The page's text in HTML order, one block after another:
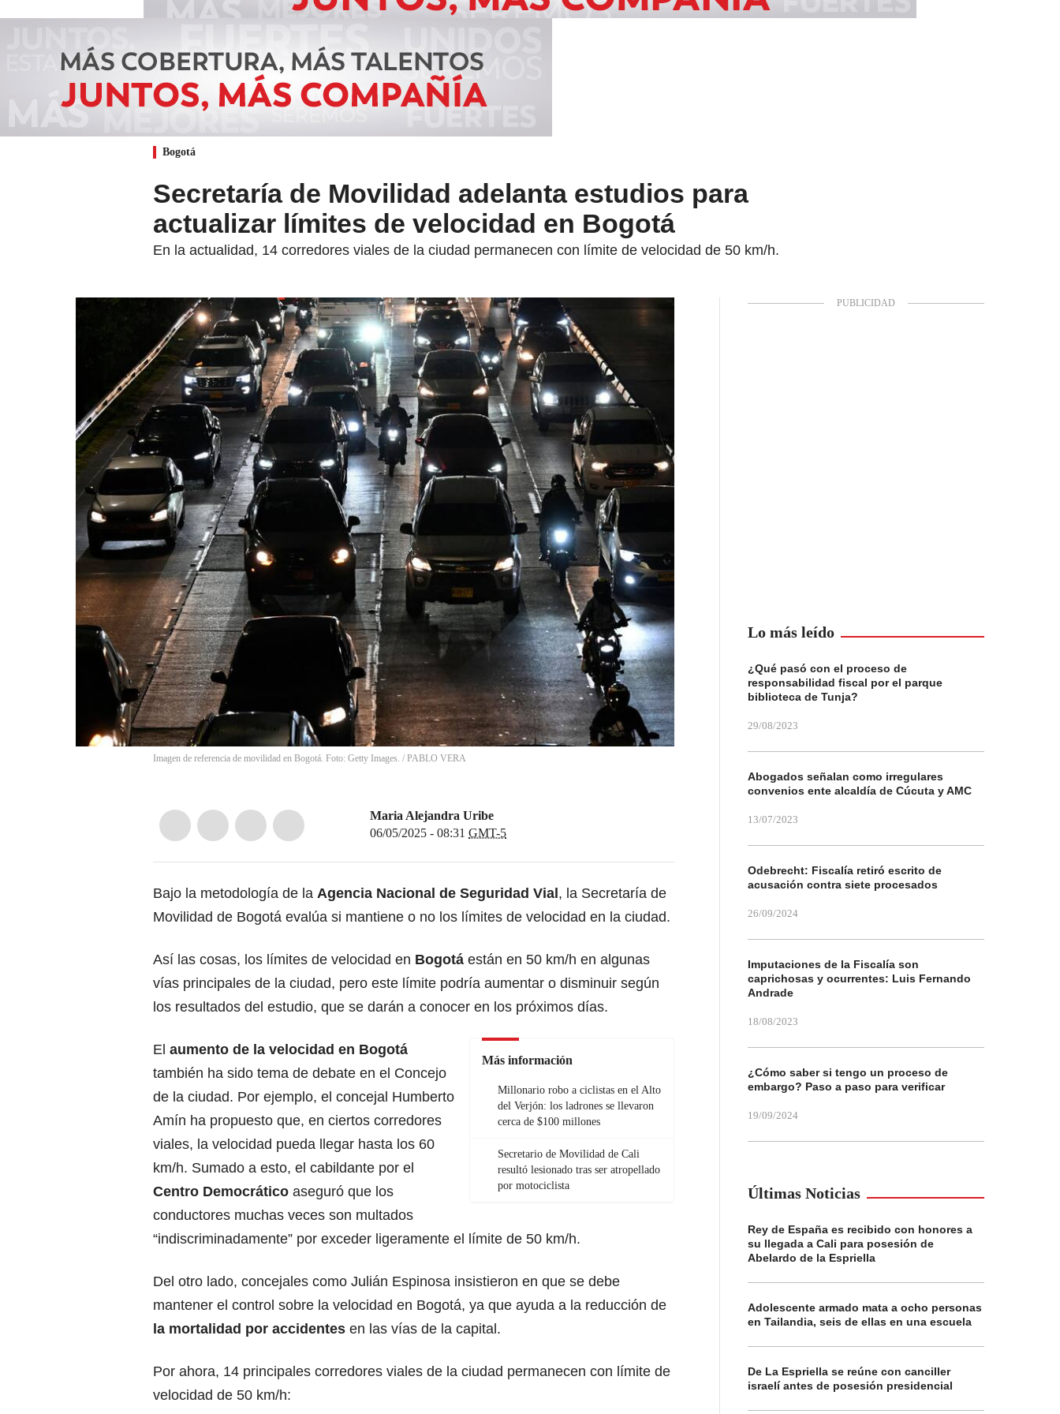
Bogotá
Secretaría de Movilidad adelanta estudios para
actualizar límites de velocidad en Bogotá
En la actualidad, 14 corredores viales de la ciudad permanecen con límite de velocidad de 50 km/h.
Imagen de referencia de movilidad en Bogotá. Foto: Getty Images. / PABLO VERA
Maria Alejandra Uribe
06/05/2025 - 08:31 GMT-5
Bajo la metodología de la Agencia Nacional de Seguridad Vial , la Secretaría de
Movilidad de Bogotá evalúa si mantiene o no los límites de velocidad en la ciudad.
Así las cosas, los límites de velocidad en Bogotá están en 50 km/h en algunas
vías principales de la ciudad, pero este límite podría aumentar o disminuir según
los resultados del estudio, que se darán a conocer en los próximos días.
Más información
Millonario robo a ciclistas en el Alto
del Verjón: los ladrones se llevaron
cerca de $100 millones
Secretario de Movilidad de Cali
resultó lesionado tras ser atropellado
por motociclista
El aumento de la velocidad en Bogotá
también ha sido tema de debate en el Concejo
de la ciudad. Por ejemplo, el concejal Humberto
Amín ha propuesto que, en ciertos corredores
viales, la velocidad pueda llegar hasta los 60
km/h. Sumado a esto, el cabildante por el
Centro Democrático aseguró que los
conductores muchas veces son multados
“indiscriminadamente” por exceder ligeramente el límite de 50 km/h.
Del otro lado, concejales como Julián Espinosa insistieron en que se debe
mantener el control sobre la velocidad en Bogotá, ya que ayuda a la reducción de
la mortalidad por accidentes en las vías de la capital.
Por ahora, 14 principales corredores viales de la ciudad permanecen con límite de
velocidad de 50 km/h:
Lo más leído
¿Qué pasó con el proceso de
responsabilidad fiscal por el parque
biblioteca de Tunja?
29/08/2023
Abogados señalan como irregulares
convenios ente alcaldía de Cúcuta y AMC
13/07/2023
Odebrecht: Fiscalía retiró escrito de
acusación contra siete procesados
26/09/2024
Imputaciones de la Fiscalía son
caprichosas y ocurrentes: Luis Fernando
Andrade
18/08/2023
¿Cómo saber si tengo un proceso de
embargo? Paso a paso para verificar
19/09/2024
Últimas Noticias
Rey de España es recibido con honores a
su llegada a Cali para posesión de
Abelardo de la Espriella
Adolescente armado mata a ocho personas
en Tailandia, seis de ellas en una escuela
De La Espriella se reúne con canciller
israelí antes de posesión presidencial